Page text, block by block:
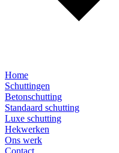
Home
Schuttingen
Betonschutting
Standaard schutting
Luxe schutting
Hekwerken
Ons werk
Contact